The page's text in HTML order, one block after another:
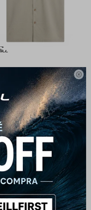

Camisa O'Neill Horizon
1.790 $ 2.190